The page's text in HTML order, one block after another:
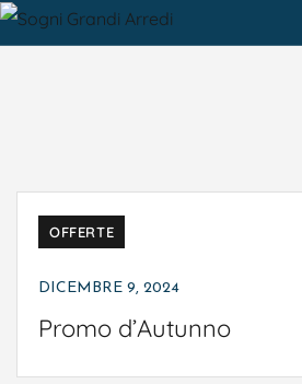
OFFERTE
DICEMBRE 9, 2024
Promo d’Autunno